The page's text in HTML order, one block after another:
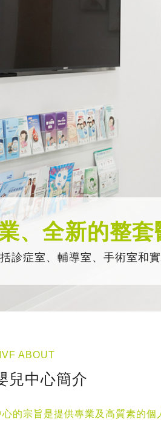
、全新的整
診症室、輔導室、手術室和
ABOUT
兒中心簡介
的宗旨是提供專業及高質素的個